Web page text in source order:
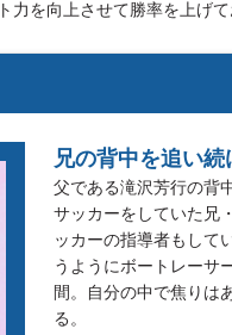
力を向上させて勝率を上げ
兄の背中を追い
父である滝沢芳行の背
サッカーをしていた兄
ッカーの指導者もして
うようにボートレーサ
間。自分の中で焦りは
る。